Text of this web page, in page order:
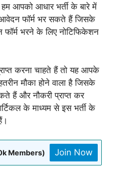
आपको आधार भर्ती के बारे में
फॉर्म भर सकते हैं जिसके
भरने के लिए नोटिफिकेशन
करना चाहते हैं तो यह आपके
मौका होने वाला है जिसके
हैं और नौकरी प्राप्त कर
के माध्यम से इस भर्ती के
Members) Join Now